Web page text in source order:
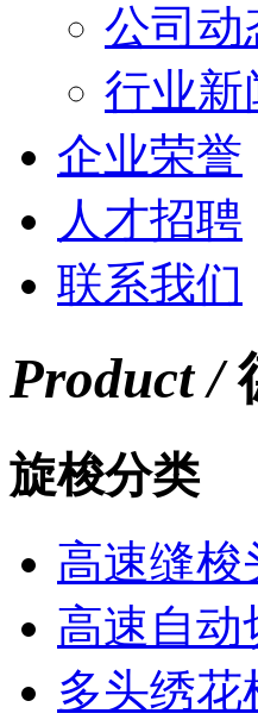
公司动
行业新
企业荣誉
人才招聘
联系我们
Product /
旋梭分类
高速缝梭
高速自动
多头绣花